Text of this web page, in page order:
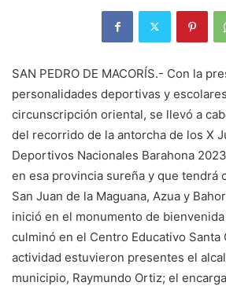
SAN PEDRO DE MACORÍS.- Con la
personalidades deportivas y
circunscripción oriental, se llevó a
del recorrido de la antorcha de los X
Deportivos Nacionales Barahona
en esa provincia sureña y que tendrá
San Juan de la Maguana, Azua y
inició en el monumento de
culminó en el Centro Educativo Santa
actividad estuvieron presentes el
municipio, Raymundo Ortiz; el